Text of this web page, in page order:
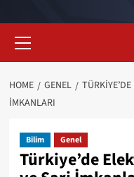
Menu
HOME GENEL
İMKANLARI
Bilim Genel
Türkiye’de